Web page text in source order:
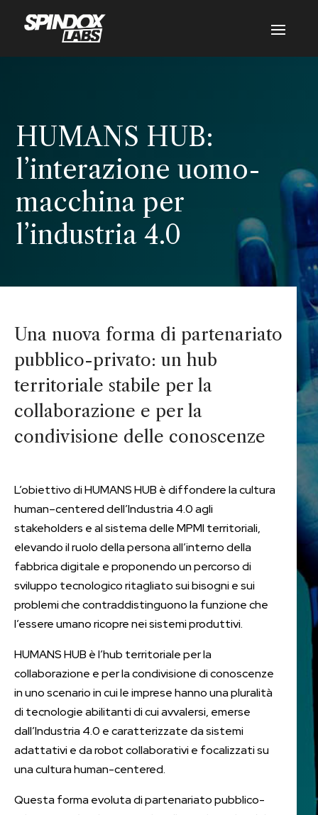
HUMANS HUB:
l’interazione uomo-
macchina per
l’industria 4.0
Una nuova forma di partenariato
pubblico-privato: un hub
territoriale stabile per la
collaborazione e per la
condivisione delle conoscenze
L’obiettivo di HUMANS HUB è diffondere la cultura
human–centered dell’Industria 4.0 agli
stakeholders e al sistema delle MPMI territoriali,
elevando il ruolo della persona all’interno della
fabbrica digitale e proponendo un percorso di
sviluppo tecnologico ritagliato sui bisogni e sui
problemi che contraddistinguono la funzione che
l’essere umano ricopre nei sistemi produttivi.
HUMANS HUB è l’hub territoriale per la
collaborazione e per la condivisione di conoscenze
in uno scenario in cui le imprese hanno una pluralità
di tecnologie abilitanti di cui avvalersi, emerse
dall’Industria 4.0 e caratterizzate da sistemi
adattativi e da robot collaborativi e focalizzati su
una cultura human-centered.
Questa forma evoluta di partenariato pubblico-